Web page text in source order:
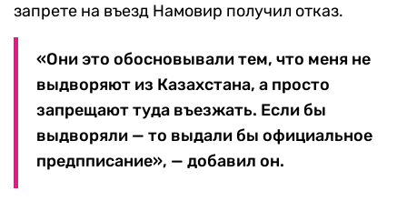
запрете на въезд Намовир получил отказ.
«Они это обосновывали тем, что меня не
выдворяют из Казахстана, а просто
запрещают туда въезжать. Если бы
выдворяли — то выдали бы официальное
предпписание», — добавил он.